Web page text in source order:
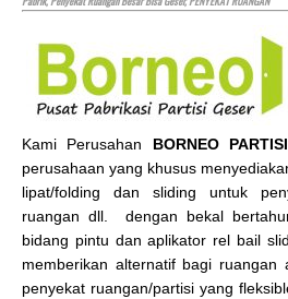
Kami Perusahan BORNEO
perusahaan yang khusus
lipat/folding dan sliding untuk
ruangan dll. dengan bekal
bidang pintu dan aplikator rel bail
memberikan alternatif bagi ruangan
penyekat ruangan/partisi yang